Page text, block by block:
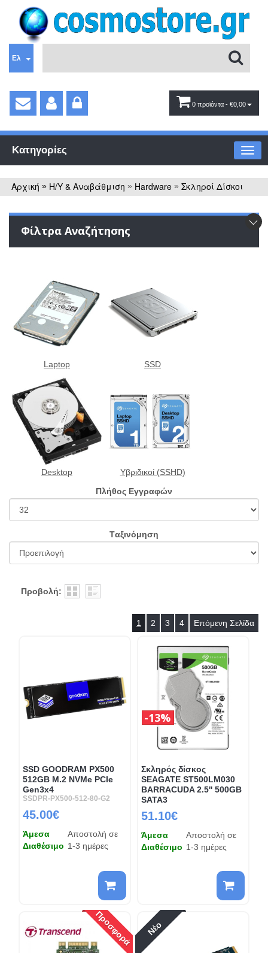
Ελ
0 προϊόντα - €0,00
Κατηγορίες
Αρχική » Η/Υ & Αναβάθμιση » Hardware » Σκληροί Δίσκοι
Φίλτρα Αναζήτησης
Laptop SSD
Desktop
Υβριδικοί (SSHD)
Πλήθος Εγγραφών
Tαξινόμηση
Προβολή:
1 2 3 4 Επόμενη Σελίδα
SSD GOODRAM PX500
512GB M.2 NVMe PCIe
Gen3x4
SSDPR-PX500-512-80-G2
45.00€
Άμεσα
Διαθέσιμο
Αποστολή σε
1-3 ημέρες
Σκληρός δίσκος
SEAGATE ST500LM030
BARRACUDA 2.5'' 500GB
SATA3
51.10€
13%
Άμεσα
Διαθέσιμο
Αποστολή σε
1-3 ημέρες
Προσφορά Νέο